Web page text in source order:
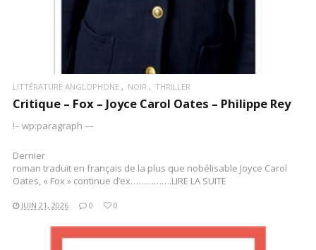
LITTÉRATURE ANGLOPHONE NOIR THRILLER
Critique – Fox – Joyce Carol Oates – Philippe Rey
!– wp:paragraph —
Dernier
roman traduit en français de la plus que nobélisable Joyce Carol
Oates, « Fox » continue d’ex…………….LIRE LA SUITE
JUIN 21, 2026 0 0